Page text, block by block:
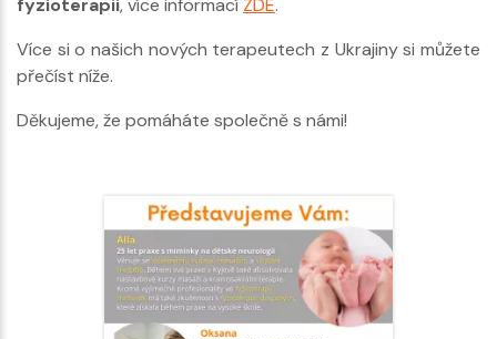
Více si o našich nových terapeutech z Ukrajiny si můžete
přečíst níže.
Děkujeme, že pomáháte společně s námi!